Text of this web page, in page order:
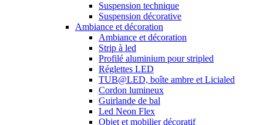
Suspension technique
Suspension décorative
Ambiance et décoration
Ambiance et décoration
Strip à led
Profilé aluminium pour stripled
Réglettes LED
TUB@LED, boîte ambre et Licialed
Cordon lumineux
Guirlande de bal
Led Neon Flex
Objet et mobilier décoratif